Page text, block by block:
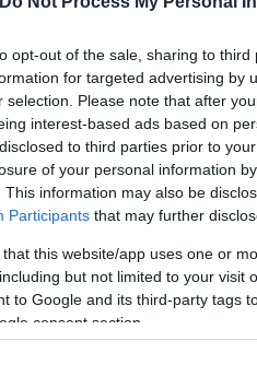
opt-out of the sale, sharing to
for targeted advertising by
selection. Please note that after
interest-based ads based on
to third parties prior to
of your personal information
This information may also be
Participants that may further
that this website/app uses one or
but not limited to your visit
to Google and its third-party tags
consent section.
σύστημα.